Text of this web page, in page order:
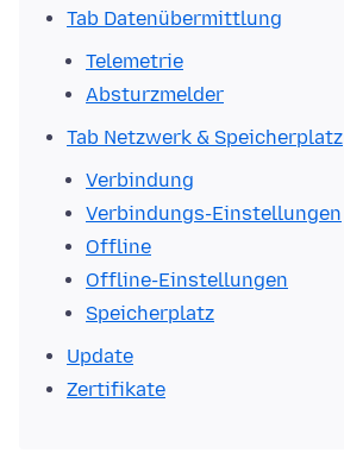
Tab Datenübermittlung
Telemetrie
Absturzmelder
Tab Netzwerk & Speicherplatz
Verbindung
Verbindungs-Einstellungen
Offline
Offline-Einstellungen
Speicherplatz
Update
Zertifikate